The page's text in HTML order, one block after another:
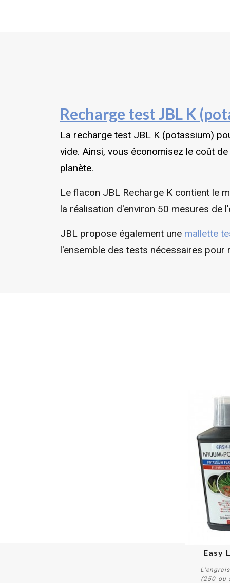
Recharge test JBL K
La recharge test JBL K (potassium)
vide. Ainsi, vous économisez le coût
planète.
Le flacon JBL Recharge K contient le
la réalisation d'environ 50 mesures de
JBL propose également une mallette
l'ensemble des tests nécessaires pour
Easy
(250 ou